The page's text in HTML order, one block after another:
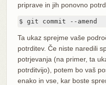
priprave in jih ponovno
$ git commit --amend
Ta ukaz sprejme vaše
potrditev. Če niste naredili
potrjevanja (na primer, ta
potrditvijo), potem bo vaš
enako in vse, kar boste